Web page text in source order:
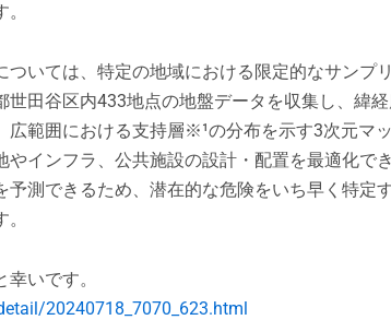
いては、特定の地域における限定的なサンプ
田谷区内433地点の地盤データを収集し、緯
広範囲における支持層※¹の分布を示す3次元マ
インフラ、公共施設の設計・配置を最適化で
測できるため、潜在的な危険をいち早く特定
いです。
20240718_7070_623.html